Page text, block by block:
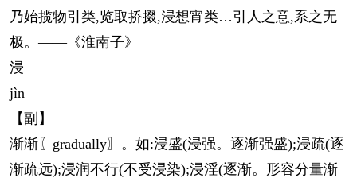
乃始揽物引类,览取挢掇,浸想宵类…引人之意,系之无
极。——《淮南子》
浸
jìn
【副】
渐渐〖gradually〗。如:浸盛(浸强。逐渐强盛);浸疏(逐
渐疏远);浸润不行(不受浸染);浸淫(逐渐。形容分量渐